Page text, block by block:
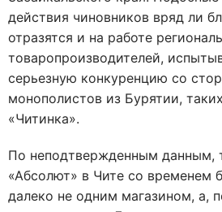
действия чиновников вряд ли
отразятся и на работе
товаропроизводителей,
серьезную конкуренцию со
монополистов из Бурятии,
«Читинка».
По неподтвержденным данным,
«Абсолют» в Чите со временем
далеко не одним магазином, а,